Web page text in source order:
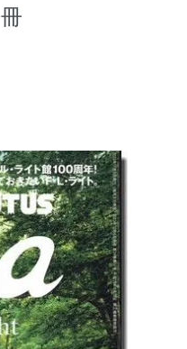
冊